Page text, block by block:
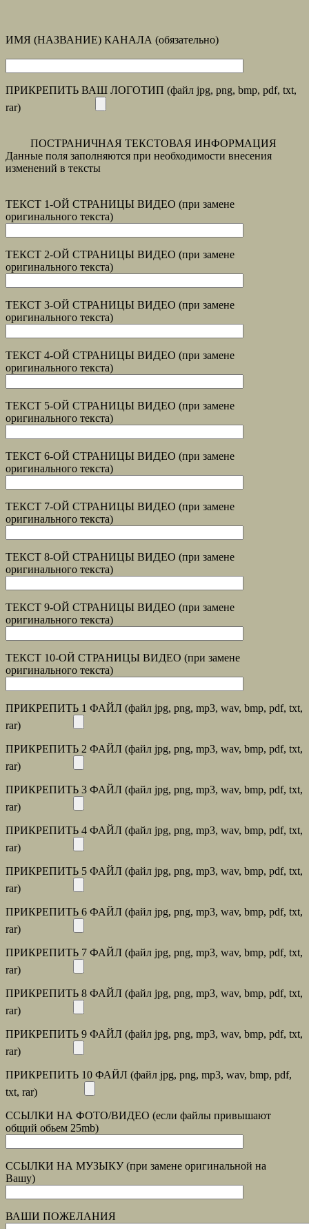
ИМЯ (НАЗВАНИЕ) КАНАЛА (обязательно)
ПРИКРЕПИТЬ ВАШ ЛОГОТИП (файл jpg, png, bmp, pdf, txt,
rar)
ПОСТРАНИЧНАЯ ТЕКСТОВАЯ ИНФОРМАЦИЯ
Данные поля заполняются при необходимости внесения
изменений в тексты
ТЕКСТ 1-ОЙ СТРАНИЦЫ ВИДЕО (при замене
оригинального текста)
ТЕКСТ 2-ОЙ СТРАНИЦЫ ВИДЕО (при замене
оригинального текста)
ТЕКСТ 3-ОЙ СТРАНИЦЫ ВИДЕО (при замене
оригинального текста)
ТЕКСТ 4-ОЙ СТРАНИЦЫ ВИДЕО (при замене
оригинального текста)
ТЕКСТ 5-ОЙ СТРАНИЦЫ ВИДЕО (при замене
оригинального текста)
ТЕКСТ 6-ОЙ СТРАНИЦЫ ВИДЕО (при замене
оригинального текста)
ТЕКСТ 7-ОЙ СТРАНИЦЫ ВИДЕО (при замене
оригинального текста)
ТЕКСТ 8-ОЙ СТРАНИЦЫ ВИДЕО (при замене
оригинального текста)
ТЕКСТ 9-ОЙ СТРАНИЦЫ ВИДЕО (при замене
оригинального текста)
ТЕКСТ 10-ОЙ СТРАНИЦЫ ВИДЕО (при замене
оригинального текста)
ПРИКРЕПИТЬ 1 ФАЙЛ (файл jpg, png, mp3, wav, bmp, pdf, txt,
rar)
ПРИКРЕПИТЬ 2 ФАЙЛ (файл jpg, png, mp3, wav, bmp, pdf, txt,
rar)
ПРИКРЕПИТЬ 3 ФАЙЛ (файл jpg, png, mp3, wav, bmp, pdf, txt,
rar)
ПРИКРЕПИТЬ 4 ФАЙЛ (файл jpg, png, mp3, wav, bmp, pdf, txt,
rar)
ПРИКРЕПИТЬ 5 ФАЙЛ (файл jpg, png, mp3, wav, bmp, pdf, txt,
rar)
ПРИКРЕПИТЬ 6 ФАЙЛ (файл jpg, png, mp3, wav, bmp, pdf, txt,
rar)
ПРИКРЕПИТЬ 7 ФАЙЛ (файл jpg, png, mp3, wav, bmp, pdf, txt,
rar)
ПРИКРЕПИТЬ 8 ФАЙЛ (файл jpg, png, mp3, wav, bmp, pdf, txt,
rar)
ПРИКРЕПИТЬ 9 ФАЙЛ (файл jpg, png, mp3, wav, bmp, pdf, txt,
rar)
ПРИКРЕПИТЬ 10 ФАЙЛ (файл jpg, png, mp3, wav, bmp, pdf,
txt, rar)
ССЫЛКИ НА ФОТО/ВИДЕО (если файлы привышают
общий обьем 25mb)
ССЫЛКИ НА МУЗЫКУ (при замене оригинальной на
Вашу)
ВАШИ ПОЖЕЛАНИЯ